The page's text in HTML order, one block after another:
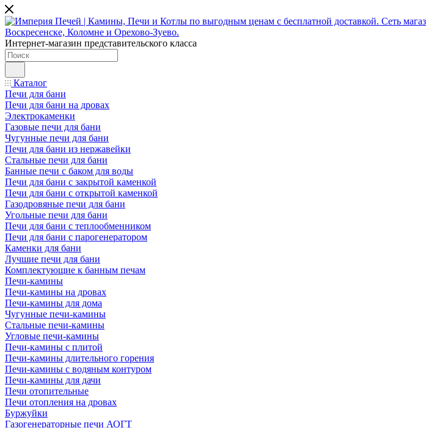
Интернет-магазин представительского класса
Каталог
Печи для бани
Печи для бани на дровах
Электрокаменки
Газовые печи для бани
Чугунные печи для бани
Печи для бани из нержавейки
Стальные печи для бани
Банные печи с баком для воды
Печи для бани с закрытой каменкой
Печи для бани с открытой каменкой
Газодровяные печи для бани
Угольные печи для бани
Печи для бани с теплообменником
Печи для бани с парогенератором
Каменки для бани
Лучшие печи для бани
Комплектующие к банным печам
Печи-камины
Печи-камины на дровах
Печи-камины для дома
Чугунные печи-камины
Стальные печи-камины
Угловые печи-камины
Печи-камины с плитой
Печи-камины длительного горения
Печи-камины с водяным контуром
Печи-камины для дачи
Печи отопительные
Печи отопления на дровах
Буржуйки
Газогенераторные печи АОГТ